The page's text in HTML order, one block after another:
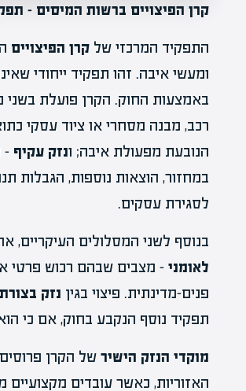
קרן הפיצויים ברשות המיסים –
התפקיד המרכזי של קרן הפיצויים
ומעשי איבה. זהו תפקיד ייחודי
באמצעות החוק. הקרן פועלת בשני
רכב, מבנה מסחרי או ציוד עסקי
הנובעת מפעולת איבה; ונזק עקיף
במחזור, הוצאות נוספות, הגבלות
לסגירת עסקים.
בנוסף לשני המסלולים העיקריים,
לאומני – מצבים שבהם רכוש פרטי
פנים-מדינתית. פיצוי בגין נזק בצורת
תפקיד נוסף הנקבע בחוק, אם כי
מוקדי הנזק הישיר של הקרן
האזוריות, כאשר עובדים